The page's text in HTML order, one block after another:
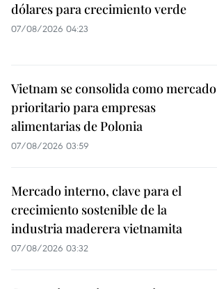
dólares para crecimiento verde
07/08/2026 04:23
Vietnam se consolida como mercado
prioritario para empresas
alimentarias de Polonia
07/08/2026 03:59
Mercado interno, clave para el
crecimiento sostenible de la
industria maderera vietnamita
07/08/2026 03:32